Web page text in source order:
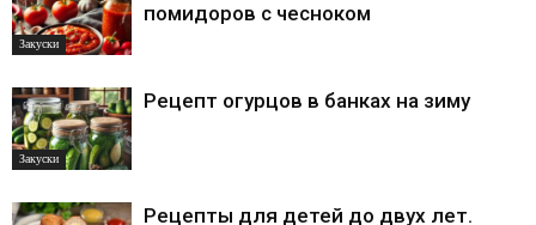
Закуски
помидоров с чесноком
Закуски
Рецепт огурцов в банках на зиму
Рецепты для детей до двух лет.